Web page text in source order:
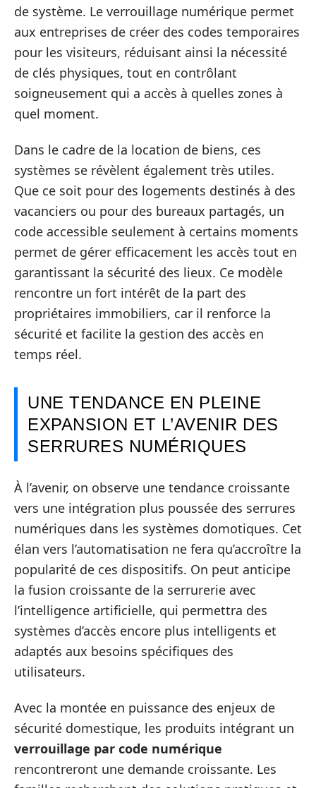
de système. Le verrouillage numérique permet
aux entreprises de créer des codes temporaires
pour les visiteurs, réduisant ainsi la nécessité
de clés physiques, tout en contrôlant
soigneusement qui a accès à quelles zones à
quel moment.
Dans le cadre de la location de biens, ces
systèmes se révèlent également très utiles.
Que ce soit pour des logements destinés à des
vacanciers ou pour des bureaux partagés, un
code accessible seulement à certains moments
permet de gérer efficacement les accès tout en
garantissant la sécurité des lieux. Ce modèle
rencontre un fort intérêt de la part des
propriétaires immobiliers, car il renforce la
sécurité et facilite la gestion des accès en
temps réel.
UNE TENDANCE EN PLEINE
EXPANSION ET L’AVENIR DES
SERRURES NUMÉRIQUES
À l’avenir, on observe une tendance croissante
vers une intégration plus poussée des serrures
numériques dans les systèmes domotiques. Cet
élan vers l’automatisation ne fera qu’accroître la
popularité de ces dispositifs. On peut anticipe
la fusion croissante de la serrurerie avec
l’intelligence artificielle, qui permettra des
systèmes d’accès encore plus intelligents et
adaptés aux besoins spécifiques des
utilisateurs.
Avec la montée en puissance des enjeux de
sécurité domestique, les produits intégrant un
verrouillage par code numérique
rencontreront une demande croissante. Les